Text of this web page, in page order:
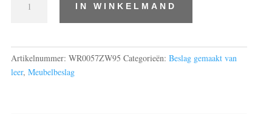
IN WINKELMAND
Artikelnummer: WR0057ZW95 Categorieën: Beslag gemaakt van
leer, Meubelbeslag